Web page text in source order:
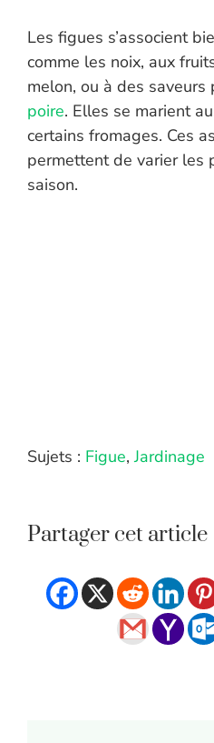
Les figues s’associent
comme les noix, aux
melon, ou à des saveurs
poire. Elles se marient
certains fromages. Ces
permettent de varier les
saison.
Sujets : Figue,Jardinage
Partager cet article